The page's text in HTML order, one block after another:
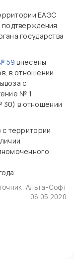
ЕАЭС
государства
59 внесены
в отношении
с
№ 1
30) в отношении
территории
Альта-Софт
06.05.2020